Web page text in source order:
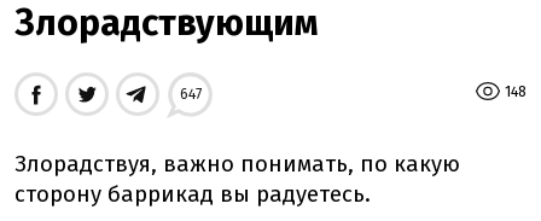
Злорадствующим
148
647
Злорадствуя, важно понимать, по какую
сторону баррикад вы радуетесь.